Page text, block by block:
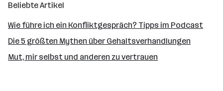
Beliebte Artikel
Wie führe ich ein Konfliktgespräch? Tipps im Podcast
Die 5 größten Mythen über Gehaltsverhandlungen
Mut, mir selbst und anderen zu vertrauen